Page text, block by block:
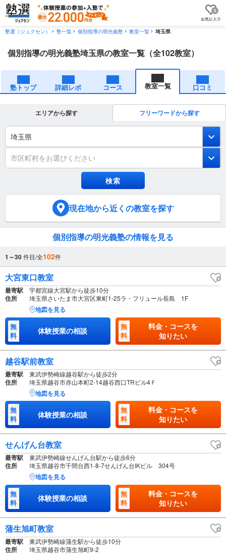
0
塾選（ジュクセン） 塾一覧 個別指導の明光義塾 教室一覧 埼玉県
個別指導の明光義塾埼玉県の教室一覧（全102教室）
塾トップ 詳細レポ コース 教室一覧 口コミ
エリアから探す フリーワードから探す
埼玉県
市区町村をお選びください
現在地から近くの教室を探す
個別指導の明光義塾の情報を見る
1～30件目/全102件
大宮東口教室
最寄駅 宇都宮線大宮駅から徒歩10分
住所 埼玉県さいたま市大宮区東町1-25ラ・フリュール長島 1F
地図を見る
無
料
体験授業の相談
無
料
料金・コースを
知りたい
越谷駅前教室
最寄駅 東武伊勢崎線越谷駅から徒歩2分
住所 埼玉県越谷市赤山本町2-14越谷西口TRビル4Ｆ
地図を見る
無
料
体験授業の相談
無
料
料金・コースを
知りたい
せんげん台教室
最寄駅 東武伊勢崎線せんげん台駅から徒歩6分
住所 埼玉県越谷市千間台西1-8-7せんげん台IKビル 304号
地図を見る
無
料
体験授業の相談
無
料
料金・コースを
知りたい
蒲生旭町教室
最寄駅 東武伊勢崎線蒲生駅から徒歩10分
住所 埼玉県越谷市蒲生旭町9-2